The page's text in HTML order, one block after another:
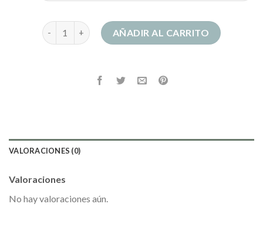
women secret vestidos cantidad
AÑADIR AL CARRITO
VALORACIONES (0)
Valoraciones
No hay valoraciones aún.